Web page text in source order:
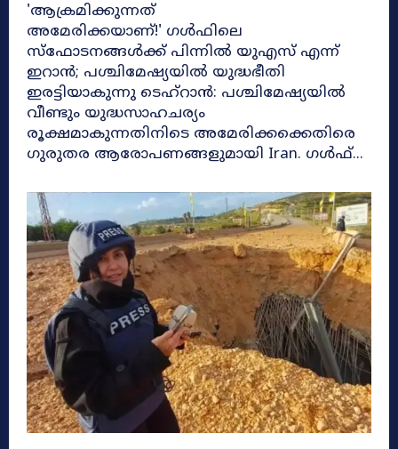
'ആക്രമിക്കുന്നത്
അമേരിക്കയാണ്!' ഗൾഫിലെ
സ്ഫോടനങ്ങൾക്ക് പിന്നിൽ യുഎസ് എന്ന്
ഇറാൻ; പശ്ചിമേഷ്യയിൽ യുദ്ധഭീതി
ഇരട്ടിയാകുന്നു ടെഹ്‌റാൻ: പശ്ചിമേഷ്യയിൽ
വീണ്ടും യുദ്ധസാഹചര്യം
രൂക്ഷമാകുന്നതിനിടെ അമേരിക്കക്കെതിരെ
ഗുരുതര ആരോപണങ്ങളുമായി Iran. ഗൾഫ്...